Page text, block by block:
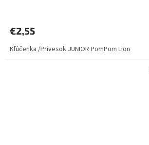
€2,55
Kľúčenka /Prívesok JUNIOR PomPom Lion